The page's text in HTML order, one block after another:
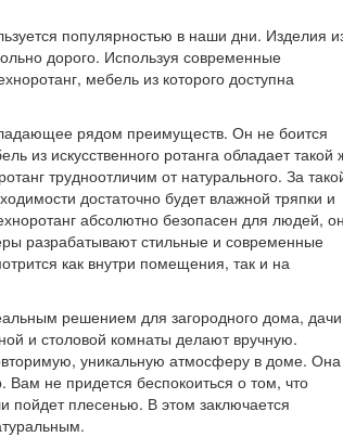
популярностью в наши дни. Изделия
дорого. Используя современные
мебель из которого доступна
рядом преимуществ. Он не боится
из искусственного ротанга обладает такой
трудноотличим от натурального. За
достаточно будет влажной тряпки и
абсолютно безопасен для людей, он
разрабатывают стильные и современные
как внутри помещения, так и на
решением для загородного дома,
и столовой комнаты делают вручную.
уникальную атмосферу в доме. Она
Вам не придется беспокоиться о том, что
пойдет плесенью. В этом заключается